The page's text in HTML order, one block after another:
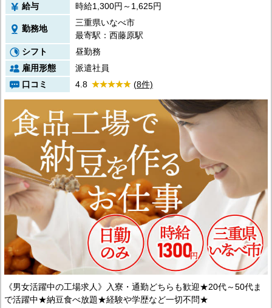
給与 時給1,300円～1,625円
勤務地
三重県いなべ市
最寄駅：西藤原駅
シフト
昼勤務
雇用形態
派遣社員
口コミ
4.8 (8件)
《男女活躍中の工場求人》入寮・通勤どちらも歓迎★20代～50代ま
で活躍中★納豆食べ放題★経験や学歴など一切不問★